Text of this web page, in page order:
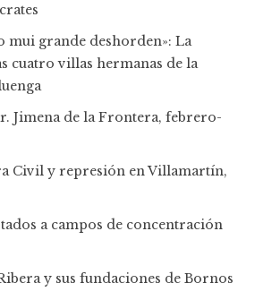
mui grande deshorden»: La
cuatro villas hermanas de la
Jimena de la Frontera, febrero-
Civil y represión en Villamartín,
a campos de concentración
y sus fundaciones de Bornos